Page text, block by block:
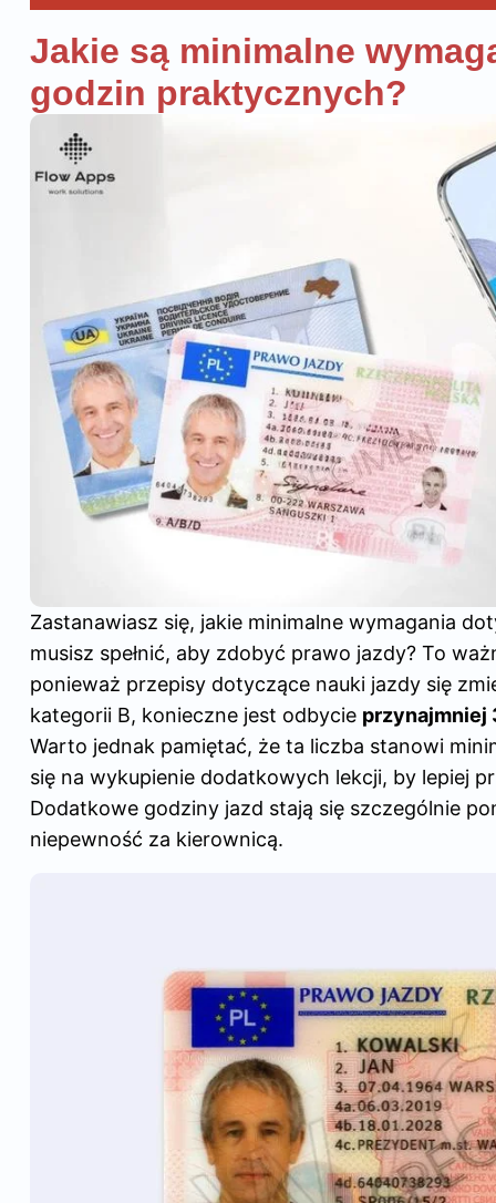
Jakie są minimalne
godzin praktycznych?
Zastanawiasz się, jakie minimalne wymagania
musisz spełnić, aby zdobyć prawo jazdy? To
ponieważ przepisy dotyczące nauki jazdy się
kategorii B, konieczne jest odbycie przynajmniej
Warto jednak pamiętać, że ta liczba stanowi
się na wykupienie dodatkowych lekcji, by lepiej
Dodatkowe godziny jazd stają się szczególnie
niepewność za kierownicą.